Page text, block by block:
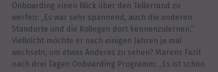
Onboarding einen Blick über den Tellerrand zu
werfen: „Es war sehr spannend, auch die anderen
Standorte und die Kollegen dort kennenzulernen.“
Vielleicht möchte er nach einigen Jahren ja mal
wechseln, um etwas Anderes zu sehen? Marens Fazit
nach drei Tagen Onboarding Programm: „Es ist schon